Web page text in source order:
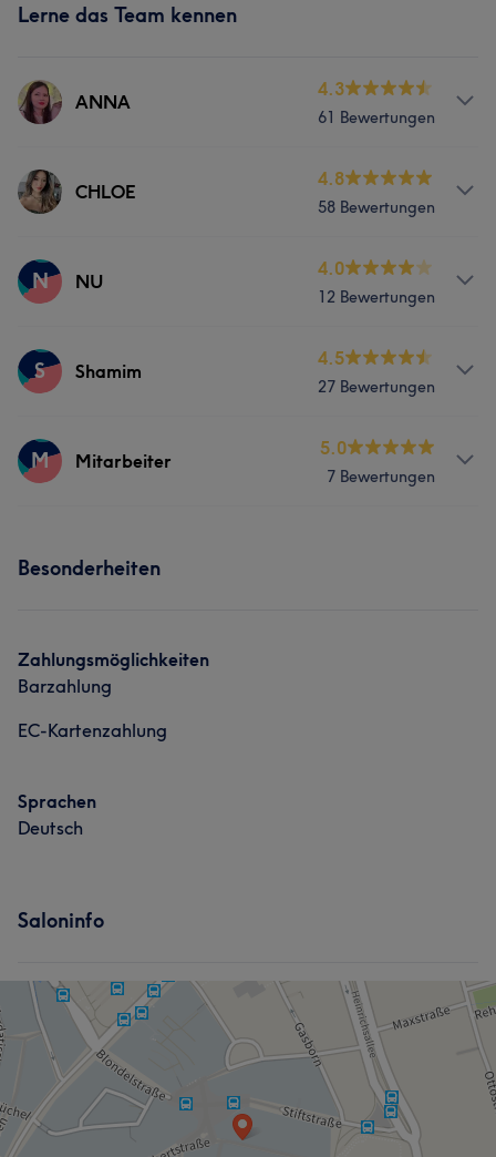
Lerne das Team kennen
ANNA
4.3
61 Bewertungen
Services
Was unsere Kunden über ANNA sagen
CHLOE
4.8
58 Bewertungen
Services
N NU
4.0
12 Bewertungen
Services
S Shamim
4.5
27 Bewertungen
Services
M Mitarbeiter
5.0
7 Bewertungen
Besonderheiten
Zahlungsmöglichkeiten
Barzahlung
EC-Kartenzahlung
Sprachen
Deutsch
Saloninfo